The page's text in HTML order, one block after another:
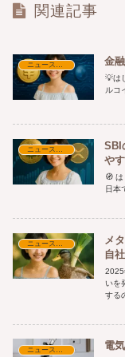
関連記事
ニュース・時事解説 金
💡は
ルコ
SBI
や
🧭
日本
メ
自
2025
いを
する
の
電